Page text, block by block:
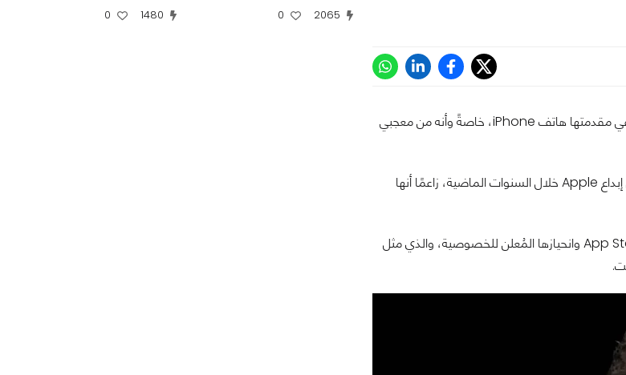
ومنتجاتها، وفي مقدمتها هاتف iPhone، خاصةً وأنه من معجبي
مع اليوتيوبر الشهير جو روجان في بداية هذا العام، سخر زوكربيرغ من نقص إبداع Apple خلال السنوات الماضية، زاعمًا أنها
ومع ذلك، يبدو أن تعليقات زوكربيرغ ركزت أيضًا على انتقاد سياسات Apple في متجر App Store وانحيازها المُعلن للخصوصية، والذي مثل
2065
0
1480
0